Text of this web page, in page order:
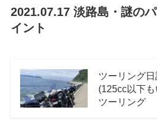
2021.07.17 淡路島・謎の
イント
ツーリング
(125cc以下
ツーリング